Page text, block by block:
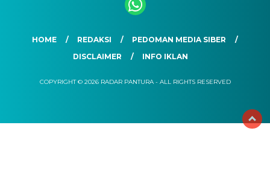
HOME REDAKSI
PEDOMAN MEDIA SIBER
DISCLAIMER
INFO IKLAN
COPYRIGHT © 2026 RADAR PANTURA - ALL RIGHTS RESERVED